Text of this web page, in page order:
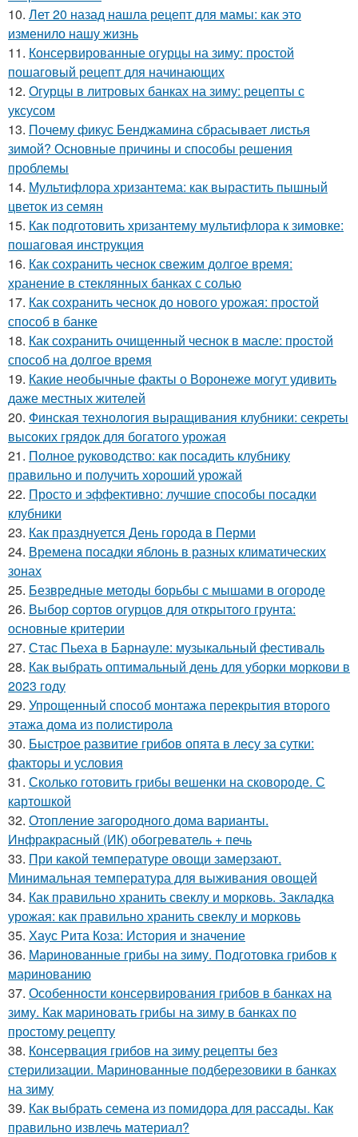
10. Лет 20 назад нашла рецепт для мамы: как это
изменило нашу жизнь
11. Консервированные огурцы на зиму: простой
пошаговый рецепт для начинающих
12. Огурцы в литровых банках на зиму: рецепты с
уксусом
13. Почему фикус Бенджамина сбрасывает листья
зимой? Основные причины и способы решения
проблемы
14. Мультифлора хризантема: как вырастить пышный
цветок из семян
15. Как подготовить хризантему мультифлора к зимовке:
пошаговая инструкция
16. Как сохранить чеснок свежим долгое время:
хранение в стеклянных банках с солью
17. Как сохранить чеснок до нового урожая: простой
способ в банке
18. Как сохранить очищенный чеснок в масле: простой
способ на долгое время
19. Какие необычные факты о Воронеже могут удивить
даже местных жителей
20. Финская технология выращивания клубники: секреты
высоких грядок для богатого урожая
21. Полное руководство: как посадить клубнику
правильно и получить хороший урожай
22. Просто и эффективно: лучшие способы посадки
клубники
23. Как празднуется День города в Перми
24. Времена посадки яблонь в разных климатических
зонах
25. Безвредные методы борьбы с мышами в огороде
26. Выбор сортов огурцов для открытого грунта:
основные критерии
27. Стас Пьеха в Барнауле: музыкальный фестиваль
28. Как выбрать оптимальный день для уборки моркови в
2023 году
29. Упрощенный способ монтажа перекрытия второго
этажа дома из полистирола
30. Быстрое развитие грибов опята в лесу за сутки:
факторы и условия
31. Сколько готовить грибы вешенки на сковороде. С
картошкой
32. Отопление загородного дома варианты.
Инфракрасный (ИК) обогреватель + печь
33. При какой температуре овощи замерзают.
Минимальная температура для выживания овощей
34. Как правильно хранить свеклу и морковь. Закладка
урожая: как правильно хранить свеклу и морковь
35. Хаус Рита Коза: История и значение
36. Маринованные грибы на зиму. Подготовка грибов к
маринованию
37. Особенности консервирования грибов в банках на
зиму. Как мариновать грибы на зиму в банках по
простому рецепту
38. Консервация грибов на зиму рецепты без
стерилизации. Маринованные подберезовики в банках
на зиму
39. Как выбрать семена из помидора для рассады. Как
правильно извлечь материал?